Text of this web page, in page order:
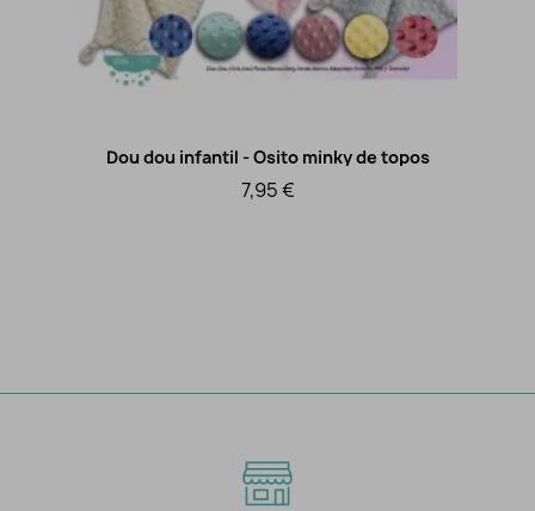
Vista rápida
Dou dou infantil - Osito minky de topos
7,95 €